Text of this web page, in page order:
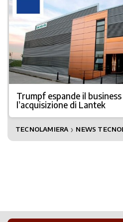
Trumpf espande il
l’acquisizione di Lantek
TECNOLAMIERA ❯ NEWS